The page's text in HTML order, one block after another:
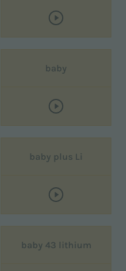
baby
baby plus Li
baby 43 lithium